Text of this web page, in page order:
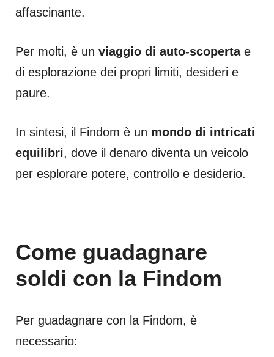
affascinante.
Per molti, è un viaggio di auto-scopertae
di esplorazione dei propri limiti, desideri e
paure.
In sintesi, il Findom è un mondo di intricati
equilibri, dove il denaro diventa un veicolo
per esplorare potere, controllo e desiderio.
Come guadagnare
soldi con la Findom
Per guadagnare con la Findom, è
necessario: